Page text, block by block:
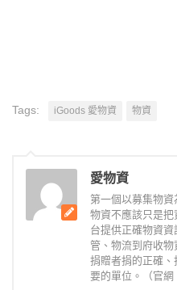
Tags: iGoods 愛物資 物資
愛物資
第一個以募集物
物資不應該只是
台提供正確物資資
管、物流到府收
捐贈者捐的正確
要的單位。（官網